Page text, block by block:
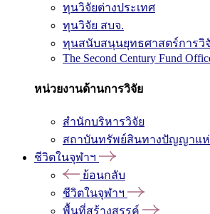
ทุนวิจัยต่างประเทศ
ทุนวิจัย สบจ.
ทุนสนับสนุนยุทธศาสตร์การวิ
The Second Century Fund
หน่วยงานด้านการวิจัย
สำนักบริหารวิจัย
สถาบันทรัพย์สินทางปัญญาแห่
ชีวิตในจุฬาฯ
ย้อนกลับ
ชีวิตในจุฬาฯ
พื้นที่สร้างสรรค์